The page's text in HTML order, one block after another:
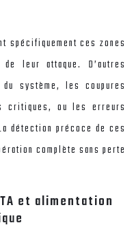
spécifiquement ces zones
leur attaque. D’autres
système, les coupures
critiques, ou les erreurs
détection précoce de ces
complète sans perte
et alimentation